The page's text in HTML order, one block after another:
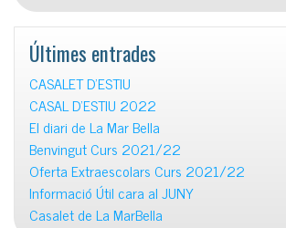
Últimes entrades
CASALET D’ESTIU
CASAL D’ESTIU 2022
El diari de La Mar Bella
Benvingut Curs 2021/22
Oferta Extraescolars Curs 2021/22
Informació Útil cara al JUNY
Casalet de La MarBella